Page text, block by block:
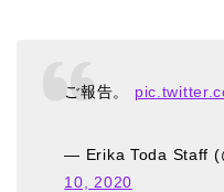
ご報告。
— Erika Toda Staff
10, 2020